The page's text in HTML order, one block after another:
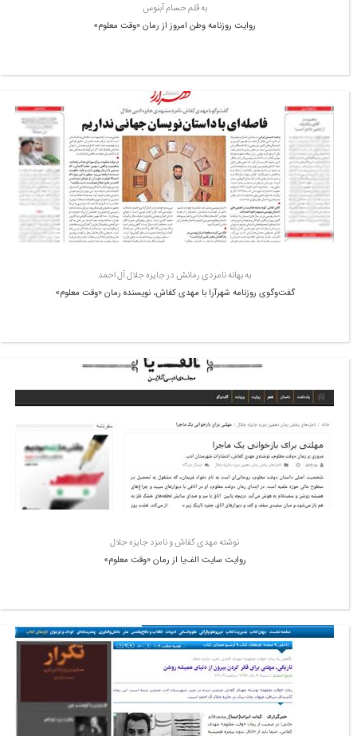
به قلم حسام آبنوس
روایت روزنامه وطن امروز از رمان «وقت معلوم»
به بهانه نامزدی رمانش در جایزه جلال آل احمد
گفت‌وگوی روزنامه شهرآرا با مهدی کفاش، نویسنده رمان «وقت معلوم»
نوشته مهدی کفاش و نامزد جایزه جلال
روایت سایت الف‌یا از رمان «وقت معلوم»